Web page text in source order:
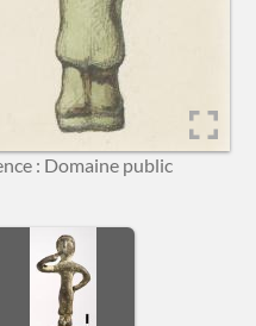
: Domaine public